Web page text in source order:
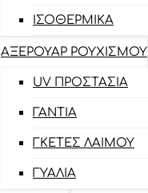
ΙΣΟΘΕΡΜΙΚΆ
ΑΞΕΡΟΥΆΡ ΡΟΥΧΙΣΜΟΎ
UV ΠΡΟΣΤΑΣΊΑ
ΓΆΝΤΙΑ
ΓΚΈΤΕΣ ΛΑΊΜΟΥ
ΓΥΑΛΙΆ